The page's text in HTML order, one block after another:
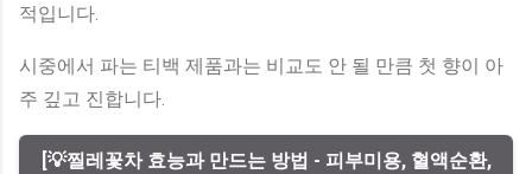
적입니다.
시중에서 파는 티백 제품과는 비교도 안 될 만큼 첫 향이 아
주 깊고 진합니다.
[💡찔레꽃차 효능과 만드는 방법 - 피부미용, 혈액순환,